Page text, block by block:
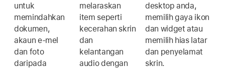
untuk
memindahkan
dokumen,
akaun e-mel
dan foto
daripada
melaraskan
item seperti
kecerahan skrin
dan
kelantangan
audio dengan
desktop anda,
memilih gaya ikon
dan widget atau
memilih hias latar
dan penyelamat
skrin.